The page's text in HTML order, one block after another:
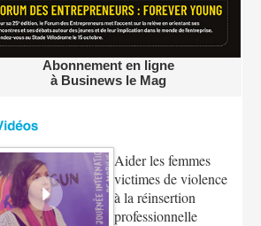
Abonnement en ligne
à Businews le Mag
Aider les femmes
victimes de violence
à la réinsertion
professionnelle